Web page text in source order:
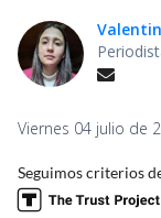
Viernes 04 julio de
Seguimos criterios